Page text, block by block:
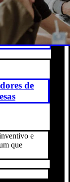
de
e
que